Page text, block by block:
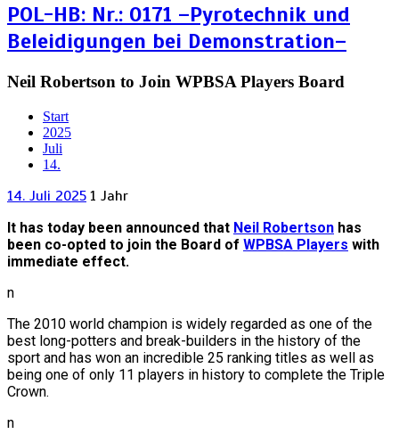
POL-HB: Nr.: 0171 –Pyrotechnik und
Beleidigungen bei Demonstration–
Neil Robertson to Join WPBSA Players Board
Start
2025
Juli
14.
14. Juli 2025 1 Jahr
It has today been announced that Neil Robertson has
been co-opted to join the Board of WPBSA Players with
immediate effect.
n
The 2010 world champion is widely regarded as one of the
best long-potters and break-builders in the history of the
sport and has won an incredible 25 ranking titles as well as
being one of only 11 players in history to complete the Triple
Crown.
n